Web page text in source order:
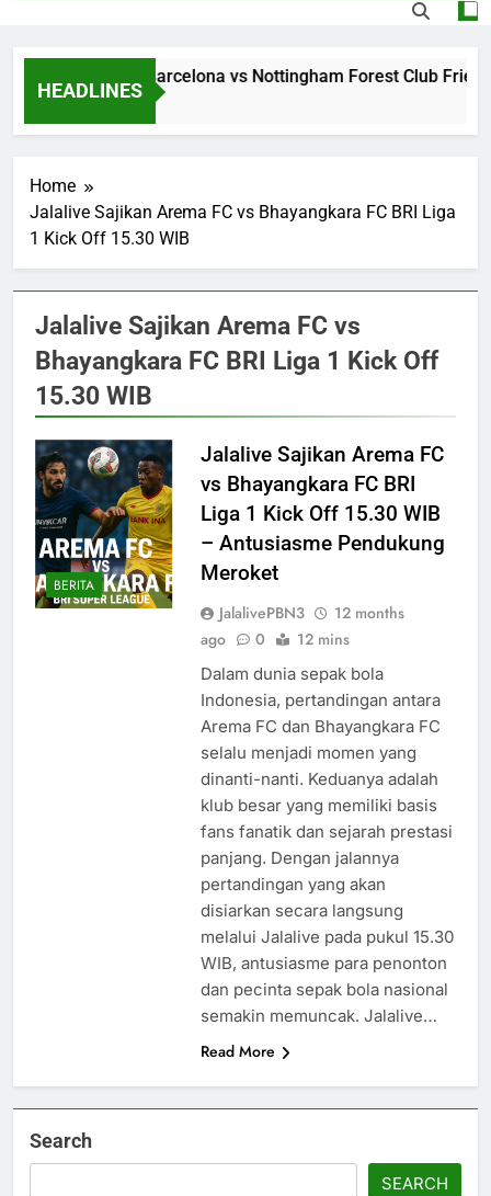
HEADLINES
Jalalive Barcelona vs Nottingham Forest Club
Hours Ago
Home
Jalalive Sajikan Arema FC vs Bhayangkara FC BRI Liga
1 Kick Off 15.30 WIB
Jalalive Sajikan Arema FC vs
Bhayangkara FC BRI Liga 1 Kick Off
15.30 WIB
BERITA
Jalalive Sajikan Arema FC
vs Bhayangkara FC BRI
Liga 1 Kick Off 15.30 WIB
– Antusiasme Pendukung
Meroket
JalalivePBN3
12 months
ago
0 12 mins
Dalam dunia sepak bola
Indonesia, pertandingan antara
Arema FC dan Bhayangkara FC
selalu menjadi momen yang
dinanti-nanti. Keduanya adalah
klub besar yang memiliki basis
fans fanatik dan sejarah prestasi
panjang. Dengan jalannya
pertandingan yang akan
disiarkan secara langsung
melalui Jalalive pada pukul 15.30
WIB, antusiasme para penonton
dan pecinta sepak bola nasional
semakin memuncak. Jalalive…
Read More
Search
SEARCH